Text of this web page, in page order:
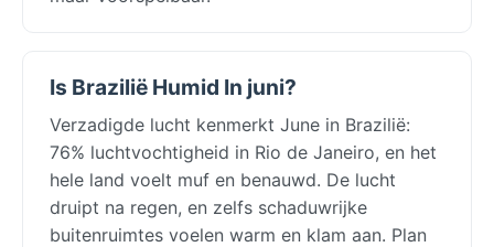
Is Brazilië Humid In juni?
Verzadigde lucht kenmerkt June in Brazilië:
76% luchtvochtigheid in Rio de Janeiro, en het
hele land voelt muf en benauwd. De lucht
druipt na regen, en zelfs schaduwrijke
buitenruimtes voelen warm en klam aan. Plan